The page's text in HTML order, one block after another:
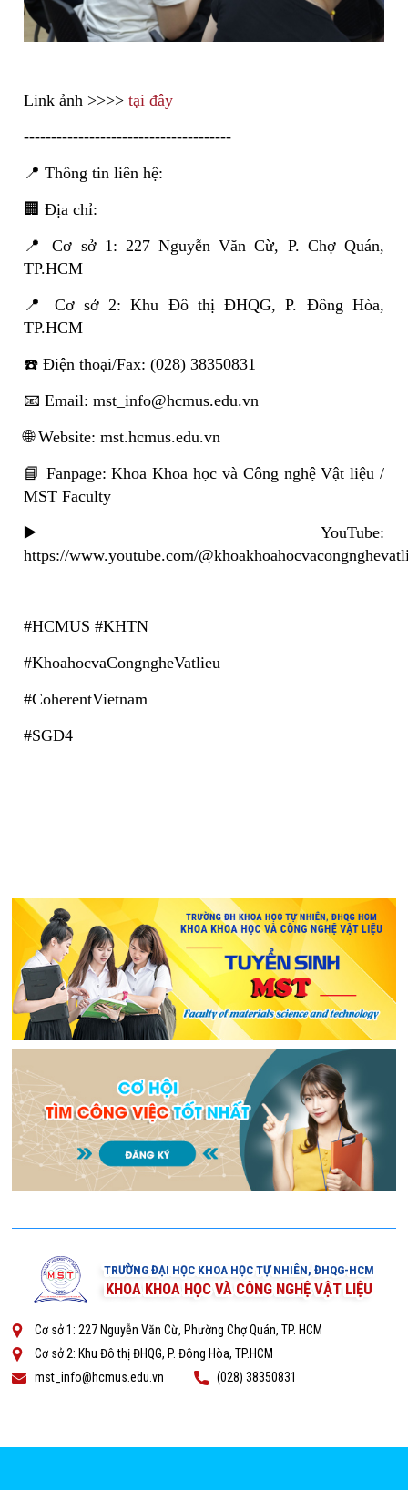
Link ảnh >>>>tại đây
--------------------------------------
📍 Thông tin liên hệ:
🏢 Địa chỉ:
📍 Cơ sở 1: 227 Nguyễn Văn Cừ, P. Chợ Quán,
TP.HCM
📍 Cơ sở 2: Khu Đô thị ĐHQG, P. Đông Hòa,
TP.HCM
☎️ Điện thoại/Fax: (028) 38350831
📧 Email: mst_info@hcmus.edu.vn
🌐 Website: mst.hcmus.edu.vn
📘 Fanpage: Khoa Khoa học và Công nghệ Vật liệu /
MST Faculty
▶️ YouTube:
https://www.youtube.com/
#HCMUS #KHTN
#KhoahocvaCongngheVatlieu
#CoherentVietnam
#SGD4
TRƯỜNG ĐẠI HỌC KHOA HỌC TỰ NHIÊN, ĐHQG-HCM
KHOA KHOA HỌC VÀ CÔNG NGHỆ VẬT LIỆU
Cơ sở 1: 227 Nguyễn Văn Cừ, Phường Chợ Quán, TP. HCM
Cơ sở 2: Khu Đô thị ĐHQG, P. Đông Hòa, TP.HCM
mst_info@hcmus.edu.vn
(028) 38350831